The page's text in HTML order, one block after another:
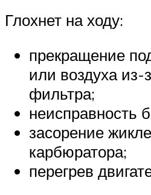
Глохнет на ходу:
прекращение
или воздуха из-
фильтра;
неисправность
засорение
карбюратора;
перегрев